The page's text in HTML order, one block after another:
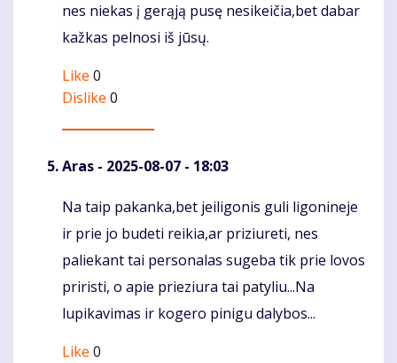
nes niekas į gerąją pusę nesikeičia,bet dabar
kažkas pelnosi iš jūsų.
Like 0
Dislike 0
Aras - 2025-08-07 - 18:03
Komentaras
Na taip pakanka,bet jeiligonis guli ligonineje
ir prie jo budeti reikia,ar priziureti, nes
paliekant tai personalas sugeba tik prie lovos
priristi, o apie prieziura tai patyliu...Na
lupikavimas ir kogero pinigu dalybos...
Like 0